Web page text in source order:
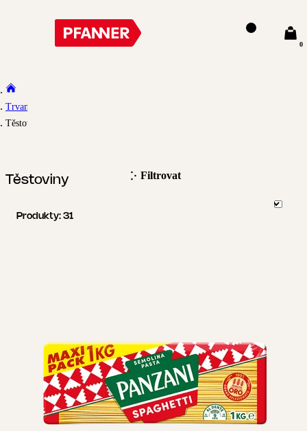
0
Trvanlivé
Těstoviny
Těstoviny Filtrovat
Produkty: 31